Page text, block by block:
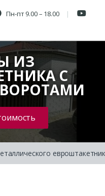
Пн-пт 9.00 – 18.00
ИЗ
С